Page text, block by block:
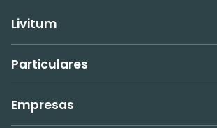
Livitum
Particulares
Empresas